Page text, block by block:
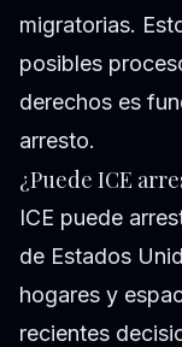
migratorias.
posibles
derechos es
arresto.
¿Puede ICE
ICE puede
de Estados
hogares y
recientes